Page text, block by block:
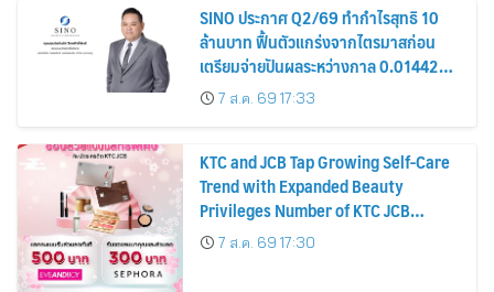
SINO ประกาศ Q2/69 ทำกำไรสุทธิ 10
ล้านบาท ฟื้นตัวแกร่งจากไตรมาสก่อน
เตรียมจ่ายปันผลระหว่างกาล 0.014423
บาทต่อหุ้น ครึ่งปีหลังมุ่งเติบโตต่อเนื่อง
7 ส.ค. 69 17:33
KTC and JCB Tap Growing Self-Care
Trend with Expanded Beauty
Privileges Number of KTC JCB
Cardmembers Spending on
Cosmetics Rises 26%
7 ส.ค. 69 17:30